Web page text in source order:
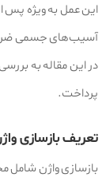
این عمل به‌ ویژه پس
آسیب‌های جسمی
در این مقاله به
پرداخت.
تعریف بازسازی
بازسازی واژن شامل